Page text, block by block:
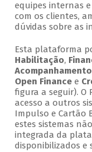
equipes internas
com os clientes,
dúvidas sobre as
Esta plataforma
Habilitação,
Acompanhamento
Open Financee
figura a seguir). O
acesso a outros
Impulso e Cartão
estes sistemas
integrada da
disponibilizados e